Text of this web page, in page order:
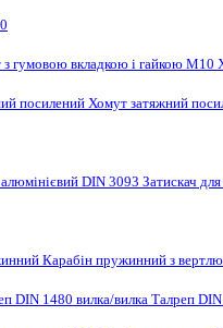
гумовою вкладкою і гайкою M10
посилений Хомут затяжний
DIN 3093 Затискач
Карабін пружинний з
DIN 1480 вилка/вилка Талреп